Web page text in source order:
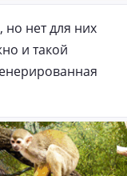
но нет для них
и такой